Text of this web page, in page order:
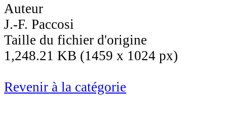
Auteur
J.-F. Paccosi
Taille du fichier d'origine
1,248.21 KB (1459 x 1024 px)
Revenir à la catégorie